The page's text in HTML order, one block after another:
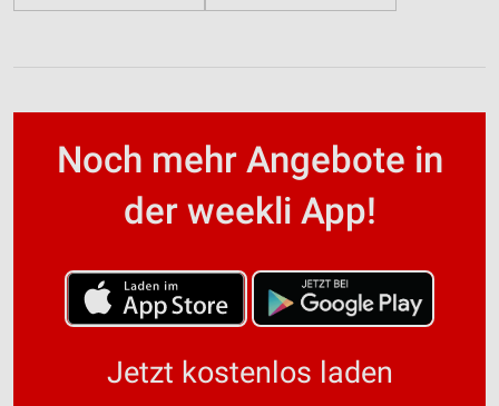
Noch mehr Angebote in
der weekli App!
Jetzt kostenlos laden